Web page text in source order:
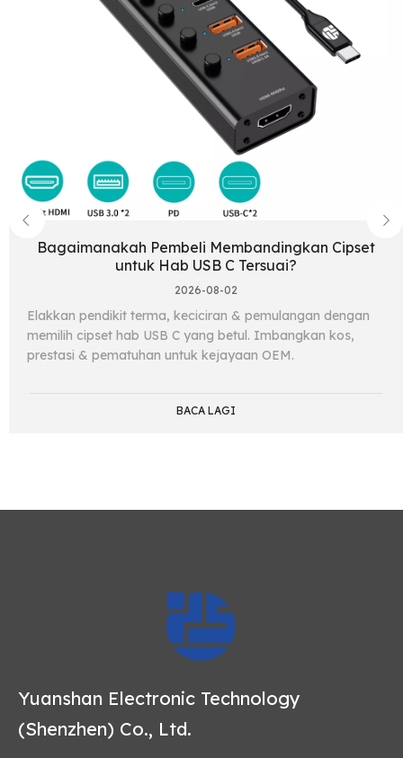
Bagaimanakah Pembeli Membandingkan Cipset
untuk Hab USB C Tersuai?
2026-08-02
Elakkan pendikit terma, keciciran & pemulangan dengan
memilih cipset hab USB C yang betul. Imbangkan kos,
prestasi & pematuhan untuk kejayaan OEM.
BACA LAGI
Yuanshan Electronic Technology
(Shenzhen) Co., Ltd.